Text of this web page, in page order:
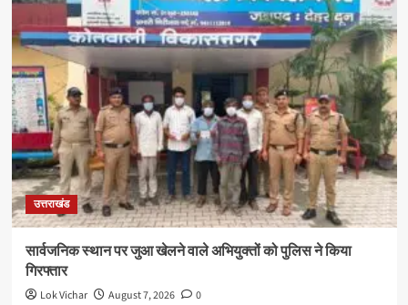
उत्तराखंड
सार्वजनिक स्थान पर जुआ खेलने वाले अभियुक्तों को पुलिस ने किया
गिरफ्तार
Lok Vichar August 7, 2026 0